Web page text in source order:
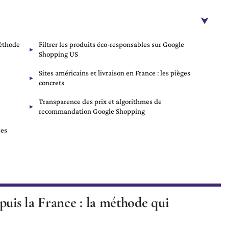
Filtrer les produits éco-responsables sur Google
Shopping US
Sites américains et livraison en France : les pièges
concrets
Transparence des prix et algorithmes de
recommandation Google Shopping
la France : la méthode qui